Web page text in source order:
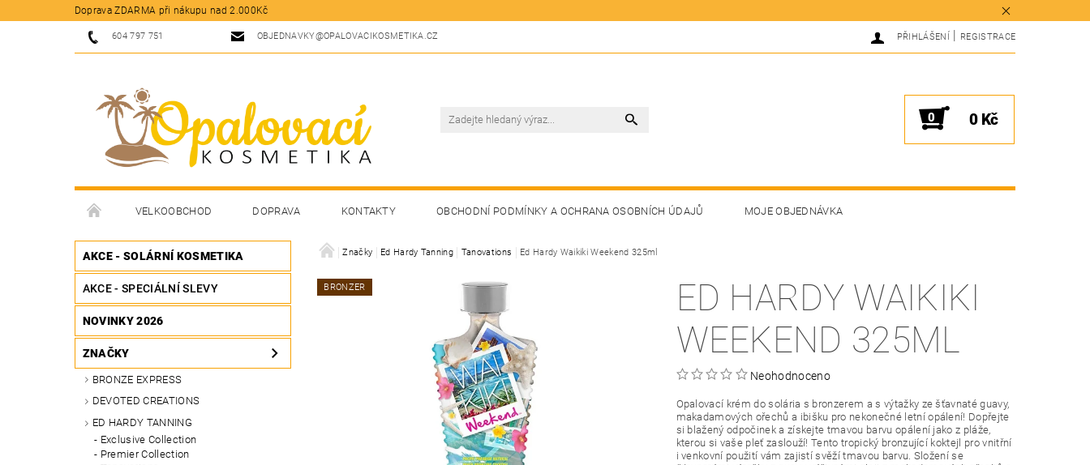
Doprava ZDARMA při nákupu nad 2.000Kč
604 797 751 OBJEDNAVKY@OPALOVACIKOSMETIKA.CZ PŘIHLÁŠENÍ REGISTRACE
0 0 Kč
VELKOOBCHOD DOPRAVA KONTAKTY OBCHODNÍ PODMÍNKY A OCHRANA OSOBNÍCH ÚDAJŮ MOJE OBJEDNÁVKA
AKCE - SOLÁRNÍ KOSMETIKA
AKCE - SPECIÁLNÍ SLEVY
NOVINKY 2026
ZNAČKY
BRONZE EXPRESS
DEVOTED CREATIONS
ED HARDY TANNING
Exclusive Collection
Premier Collection
Značky Ed Hardy Tanning Tanovations Ed Hardy Waikiki Weekend 325ml
BRONZER
ED HARDY WAIKIKI
WEEKEND 325ML
Neohodnoceno
Opalovací krém do solária s bronzerem a s výtažky ze šťavnaté guavy,
makadamových ořechů a ibišku pro nekonečné letní opálení! Dopřejte
si blažený odpočinek a získejte tmavou barvu opálení jako z pláže,
kterou si vaše pleť zaslouží! Tento tropický bronzující koktejl pro vnitřní
i venkovní použití vám zajistí svěží tmavou barvu. Složení se